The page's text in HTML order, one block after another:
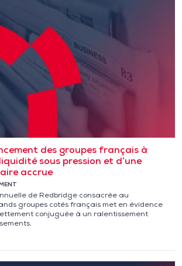
des groupes français à
sous pression et d’une
accrue
de Redbridge consacrée au
groupes cotés français met en évidence
conjuguée à un ralentissement